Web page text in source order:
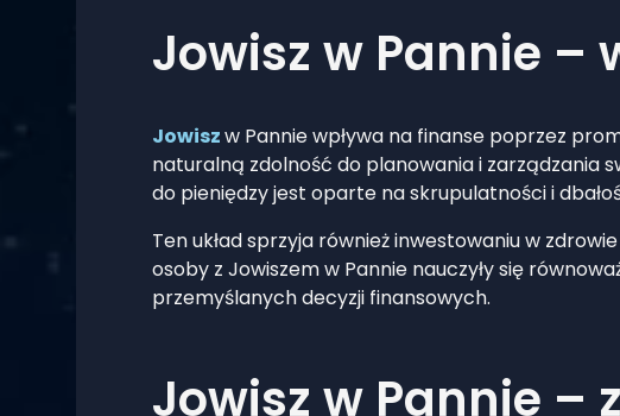
Jowisz w Pannie –
Jowiszw Pannie wpływa na finanse poprzez
naturalną zdolność do planowania i zarządzania
do pieniędzy jest oparte na skrupulatności i
Ten układ sprzyja również inwestowaniu w
osoby z Jowiszem w Pannie nauczyły się
przemyślanych decyzji finansowych.
Jowisz w Pannie –